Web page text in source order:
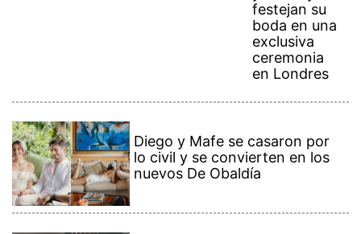
festejan su
boda en una
exclusiva
ceremonia
en Londres
Diego y Mafe se casaron por
lo civil y se convierten en los
nuevos De Obaldía